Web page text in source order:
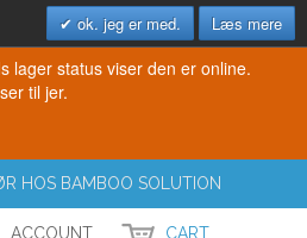
ok. jeg er med. Læs mere
lager status viser den er online.
til jer.
HOS BAMBOO SOLUTION
ACCOUNT CART